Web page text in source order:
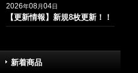
2026年08月04日
【更新情報】新規8枚更新！！
新着商品